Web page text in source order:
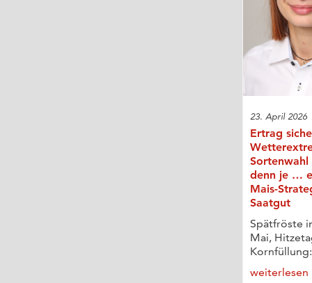
23. April 2026
Ertrag
denn je …
Mais-
Saatgut
Spätfröste
Mai,
weiterlesen